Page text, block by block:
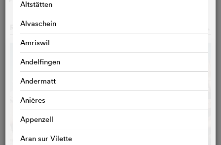
Altstätten
Alvaschein
Amriswil
Andelfingen
Andermatt
Anières
Appenzell
Aran sur Vilette
RECOMMANDATIONS